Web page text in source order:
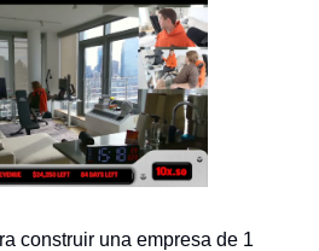
construir una empresa de 1